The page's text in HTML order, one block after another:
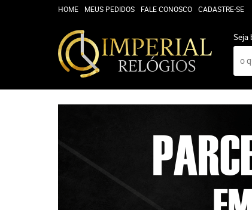
HOME MEUS PEDIDOS FALE CONOSCO CADASTRE-SE
Seja